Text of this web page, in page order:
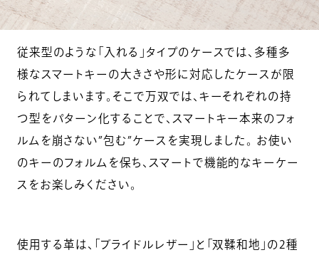
従来型のような「入れる」タイプのケースでは、多種多
様なスマートキーの大きさや形に対応したケースが限
られてしまいます。そこで万双では、キーそれぞれの持
つ型をパターン化することで、スマートキー本来のフォ
ルムを崩さない”包む”ケースを実現しました。 お使い
のキーのフォルムを保ち、スマートで機能的なキーケー
スをお楽しみください。
使用する革は、「ブライドルレザー」と「双鞣和地」の2種